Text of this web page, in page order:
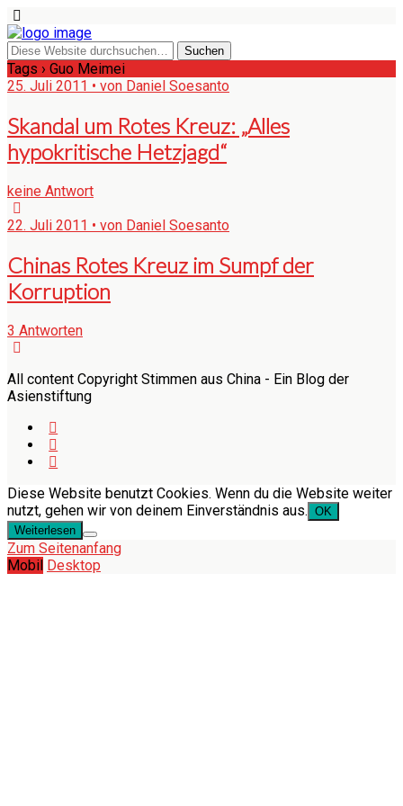
Tags › Guo Meimei
25. Juli 2011 • von Daniel Soesanto
Skandal um Rotes Kreuz: „Alles
hypokritische Hetzjagd“
keine Antwort
22. Juli 2011 • von Daniel Soesanto
Chinas Rotes Kreuz im Sumpf der
Korruption
3 Antworten
All content Copyright Stimmen aus China - Ein Blog der
Asienstiftung
Diese Website benutzt Cookies. Wenn du die Website weiter
nutzt, gehen wir von deinem Einverständnis aus. OK
Weiterlesen
Zum Seitenanfang
Mobil Desktop